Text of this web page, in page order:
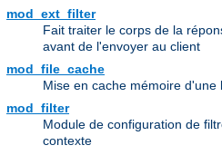
mod_ext_filter
Fait traiter le corps de la
avant de l'envoyer au client
mod_file_cache
Mise en cache mémoire d'une
mod_filter
Module de configuration de
contexte